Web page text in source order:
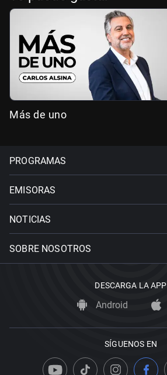
Más de uno
PROGRAMAS
EMISORAS
NOTICIAS
SOBRE NOSOTROS
DESCARGA LA APP
Android
SÍGUENOS EN